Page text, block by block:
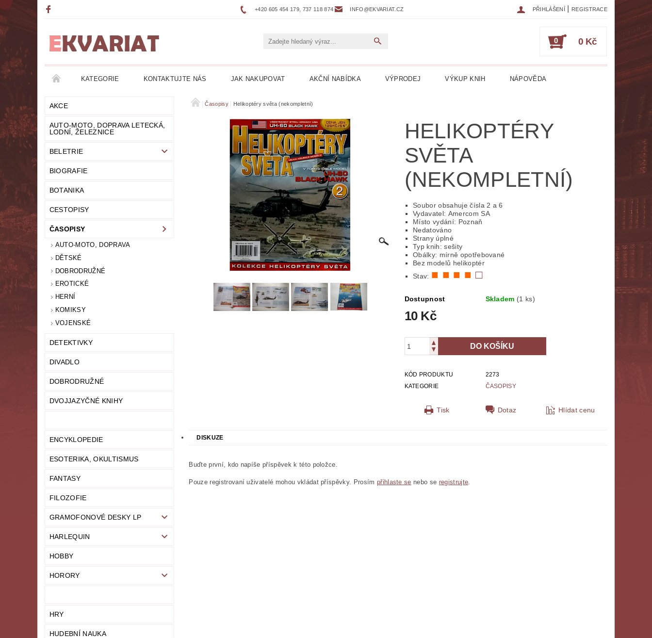
+420 605 454 179, 737 118 874 INFO@EKVARIAT.CZ PŘIHLÁŠENÍ REGISTRACE
0 0 Kč
KATEGORIE KONTAKTUJTE NÁS JAK NAKUPOVAT AKČNÍ NABÍDKA VÝPRODEJ VÝKUP KNIH NÁPOVĚDA
AKCE AUTO-MOTO, DOPRAVA LETECKÁ, LODNÍ, ŽELEZNICE BELETRIE
DETEKTIVKY DIVADLO DVOJJAZYČNÉ KNIHY ENCYKLOPEDIE ESOTERIKA, OKULTISMUS
FANTASY GRAMOFONOVÉ DESKY LP HARLEQUIN HOBBY HORORY HRY
KUCHAŘKY LEPORELA LEVNÉ KNIHY LITERATURA CIZOJAZYČNÁ
LITERATURA EROTICKÁ LITERATURA FAKTU LITERATURA HISTORICKÁ LITERATURA LÉKAŘSKÁ
LITERATURA NAUČNÁ LITERATURA TECHNICKÁ LITERATURA VÁLEČNÁ MÍSTOPIS NÁBOŽENSTVÍ
NOVINY MODELY, VYSTŘIHOVÁNKY PEXESA POEZIE POHLEDNICE POLITOLOGIE, SOCIOLOGIE
PRO DĚTI A MLÁDEŽ SLOVNÍKY
UČEBNICE VYŘAZENO Z KNIHOVNY ZÁHADY ZDRAVÍ
AKCE
AUTO-MOTO, DOPRAVA LETECKÁ,
LODNÍ, ŽELEZNICE
BELETRIE
BIOGRAFIE
BOTANIKA
CESTOPISY
ČASOPISY
AUTO-MOTO, DOPRAVA
DĚTSKÉ
DOBRODRUŽNÉ
EROTICKÉ
HERNÍ
KOMIKSY
VOJENSKÉ
DETEKTIVKY
DIVADLO
DOBRODRUŽNÉ
DVOJJAZYČNÉ KNIHY
ENCYKLOPEDIE
ESOTERIKA, OKULTISMUS
FANTASY
FILOZOFIE
GRAMOFONOVÉ DESKY LP
HARLEQUIN
HOBBY
HORORY
HRY
HUDEBNÍ NAUKA
Časopisy Helikoptéry světa (nekompletní)
HELIKOPTÉRY
SVĚTA
(NEKOMPLETNÍ)
Soubor obsahuje čísla 2 a 6
Vydavatel: Amercom SA
Místo vydání: Poznaň
Nedatováno
Strany úplné
Typ knih: sešity
Obálky: mírně opotřebované
Bez modelů helikoptér
Stav: ■ ■ ■ ■ □
Dostupnost Skladem (1 ks)
10 Kč
KÓD PRODUKTU
2273
KATEGORIE
ČASOPISY
Tisk Dotaz Hlídat cenu
DISKUZE
Buďte první, kdo napíše příspěvek k této položce.
Pouze registrovaní uživatelé mohou vkládat příspěvky. Prosím přihlaste se nebo se registrujte.